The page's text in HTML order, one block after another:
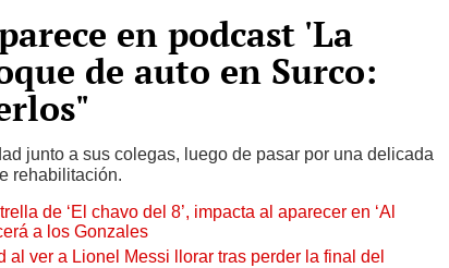
en podcast 'La
de auto en Surco:
junto a sus colegas, luego de pasar por una delicada
rehabilitación.
de ‘El chavo del 8’, impacta al aparecer en ‘Al
a los Gonzales
al ver a Lionel Messi llorar tras perder la final del